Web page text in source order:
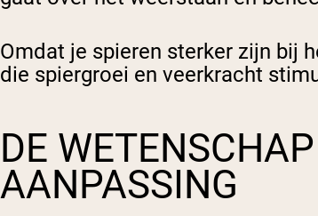
Omdat je spieren sterker zijn bij
die spiergroei en veerkracht
DE
AANPASSING